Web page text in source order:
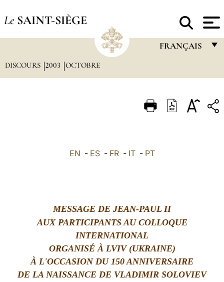
Le SAINT-SIÈGE
FRANÇAIS
ITALIANO
中文
DISCOURS 2003 OCTOBRE
EN - ES- FR- IT- PT
MESSAGE DE JEAN-PAUL II
AUX PARTICIPANTS AU COLLOQUE
INTERNATIONAL
ORGANISÉ À LVIV (UKRAINE)
À L'OCCASION DU 150 ANNIVERSAIRE
DE LA NAISSANCE DE VLADIMIR SOLOVIEV